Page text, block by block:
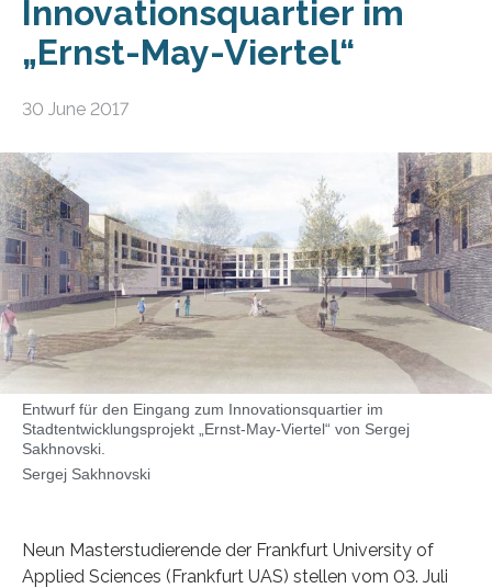
Innovationsquartier im
„Ernst-May-Viertel“
30 June 2017
Entwurf für den Eingang zum Innovationsquartier im
Stadtentwicklungsprojekt „Ernst-May-Viertel“ von Sergej
Sakhnovski.
Sergej Sakhnovski
Neun Masterstudierende der Frankfurt University of
Applied Sciences (Frankfurt UAS) stellen vom 03. Juli